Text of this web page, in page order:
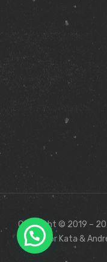
Copyright © 2019 –
Hecho por Kata &